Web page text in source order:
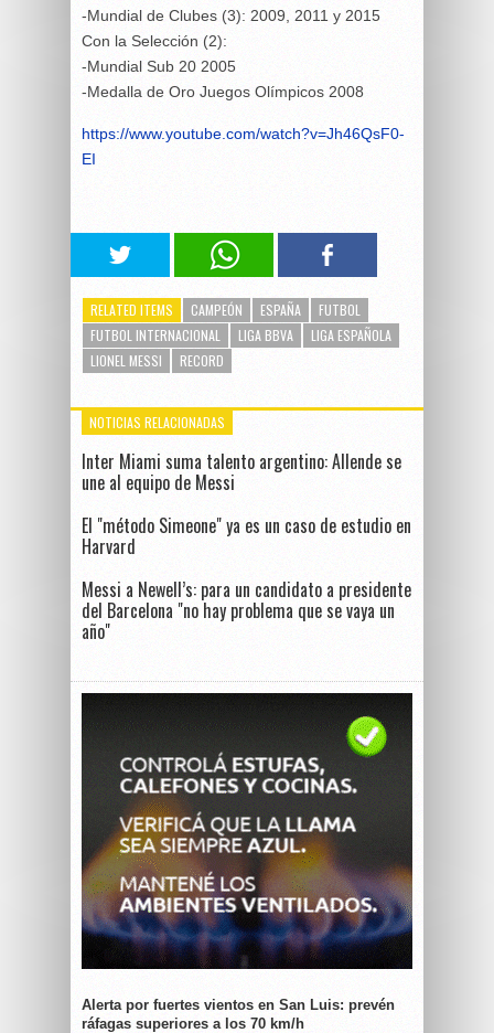
-Mundial de Clubes (3): 2009, 2011 y 2015
Con la Selección (2):
-Mundial Sub 20 2005
-Medalla de Oro Juegos Olímpicos 2008
https://www.youtube.com/watch?v=Jh46QsF0-
EI
RELATED ITEMS CAMPEÓN ESPAÑA
FUTBOL
FUTBOL INTERNACIONAL
LIGA BBVA
LIGA ESPAÑOLA
LIONEL MESSI
RECORD
NOTICIAS RELACIONADAS
Inter Miami suma talento argentino: Allende se
une al equipo de Messi
El "método Simeone" ya es un caso de estudio en
Harvard
Messi a Newell’s: para un candidato a presidente
del Barcelona "no hay problema que se vaya un
año"
Alerta por fuertes vientos en San Luis: prevén
ráfagas superiores a los 70 km/h